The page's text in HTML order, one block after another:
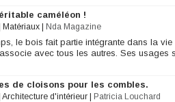
caméléon !
Matériaux Nda Magazine
le bois fait partie intégrante dans la
avec tous les autres. Ses usages
de cloisons pour les combles.
Architecture d'intérieur Patricia Louchard